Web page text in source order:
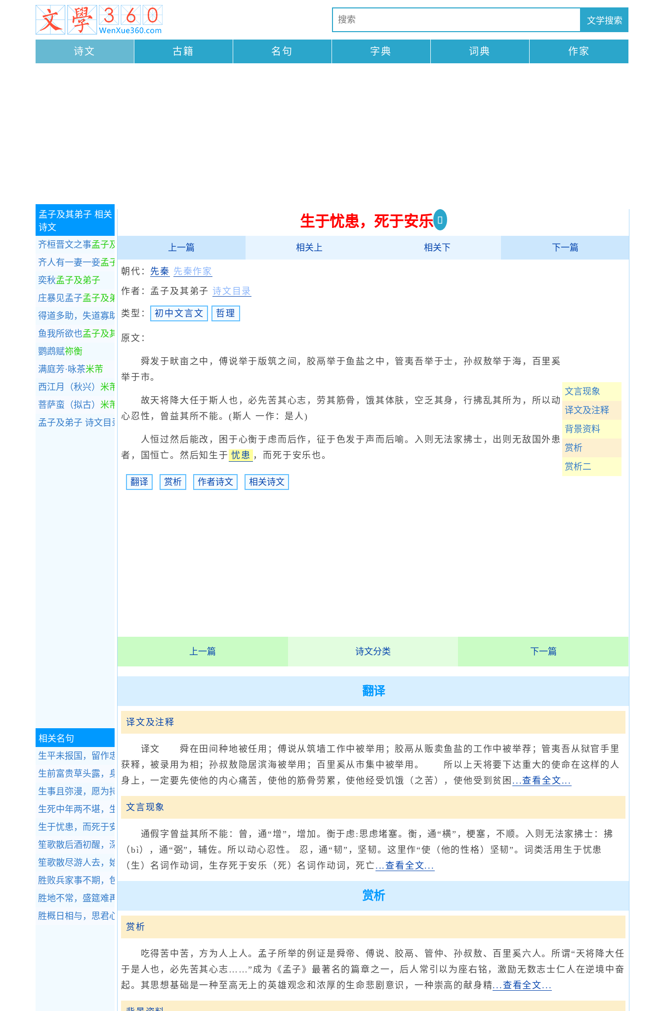
诗文 古籍 名句 字典 词典 作家
生于忧患，死于安乐
上一篇 相关上 相关下 下一篇
文言现象
译文及注释
背景资料
赏析
赏析二
朝代： 先秦 先秦作家
作者： 孟子及其弟子 诗文目录
类型： 初中文言文 哲理
原文：
舜发于畎亩之中，傅说举于版筑之间，胶鬲举于鱼盐之中，管夷吾举于士，孙叔敖举于海，百里奚
举于市。
故天将降大任于斯人也，必先苦其心志，劳其筋骨，饿其体肤，空乏其身，行拂乱其所为，所以动
心忍性，曾益其所不能。(斯人 一作：是人)
人恒过然后能改，困于心衡于虑而后作，征于色发于声而后喻。入则无法家拂士，出则无敌国外患
者，国恒亡。然后知生于 忧患 ，而死于安乐也。
翻译 赏析 作者诗文 相关诗文
上一篇 诗文分类 下一篇
翻译
译文及注释
译文 舜在田间种地被任用；傅说从筑墙工作中被举用；胶鬲从贩卖鱼盐的工作中被举荐；管夷吾从狱官手里
获释，被录用为相；孙叔敖隐居滨海被举用；百里奚从市集中被举用。 所以上天将要下达重大的使命在这样的人
身上，一定要先使他的内心痛苦，使他的筋骨劳累，使他经受饥饿（之苦），使他受到贫困 ...查看全文...
文言现象
通假字曾益其所不能：曾，通“增”，增加。衡于虑:思虑堵塞。衡，通“横”，梗塞，不顺。入则无法家拂士：拂
（bì），通“弼”，辅佐。所以动心忍性。 忍，通“韧”，坚韧。这里作“使（他的性格）坚韧”。词类活用生于忧患
（生）名词作动词，生存死于安乐（死）名词作动词，死亡 ...查看全文...
赏析
赏析
吃得苦中苦，方为人上人。孟子所举的例证是舜帝、傅说、胶鬲、管仲、孙叔敖、百里奚六人。所谓“天将降大任
于是人也，必先苦其心志……”成为《孟子》最著名的篇章之一，后人常引以为座右铭，激励无数志士仁人在逆境中奋
起。其思想基础是一种至高无上的英雄观念和浓厚的生命悲剧意识，一种崇高的献身精...查看全文...
孟子及其弟子 相关
诗文
齐桓晋文之事孟子及弟子
齐人有一妻一妾孟子及弟子
奕秋孟子及弟子
庄暴见孟子孟子及弟子
得道多助，失道寡助
孟子及其弟子
鱼我所欲也孟子及其弟子
鹦鹉赋祢衡
满庭芳·咏茶米芾
西江月（秋兴） 米芾
菩萨蛮（拟古） 米芾
孟子及弟子 诗文目录
相关名句
生平未报国，留作忠魂补。全诗赏析
生前富贵草头露，身后风流陌上花。全诗赏析
生事且弥漫，愿为持竿叟。全诗赏析
生死中年两不堪，生非容易死非甘；全诗赏析
生于忧患，而死于安乐全诗赏析
笙歌散后酒初醒，深院月斜人静。全诗赏析
笙歌散尽游人去，始觉春空。全诗赏析
胜败兵家事不期，包羞忍耻是男儿。全诗赏析
胜地不常，盛筵难再；兰亭已矣，梓泽丘墟。全诗赏析
胜概日相与，思君心郁陶。全诗赏析